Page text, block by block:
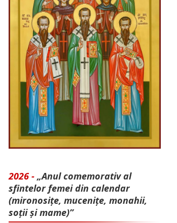
2026 - „Anul comemorativ al
sfintelor femei din calendar
(mironosițe, mu­cenițe, monahii,
soții și mame)”